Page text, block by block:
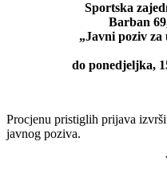
Sportska
Barban
„Javni poziv
do ponedjeljka,
Procjenu pristiglih prijava
javnog poziva.